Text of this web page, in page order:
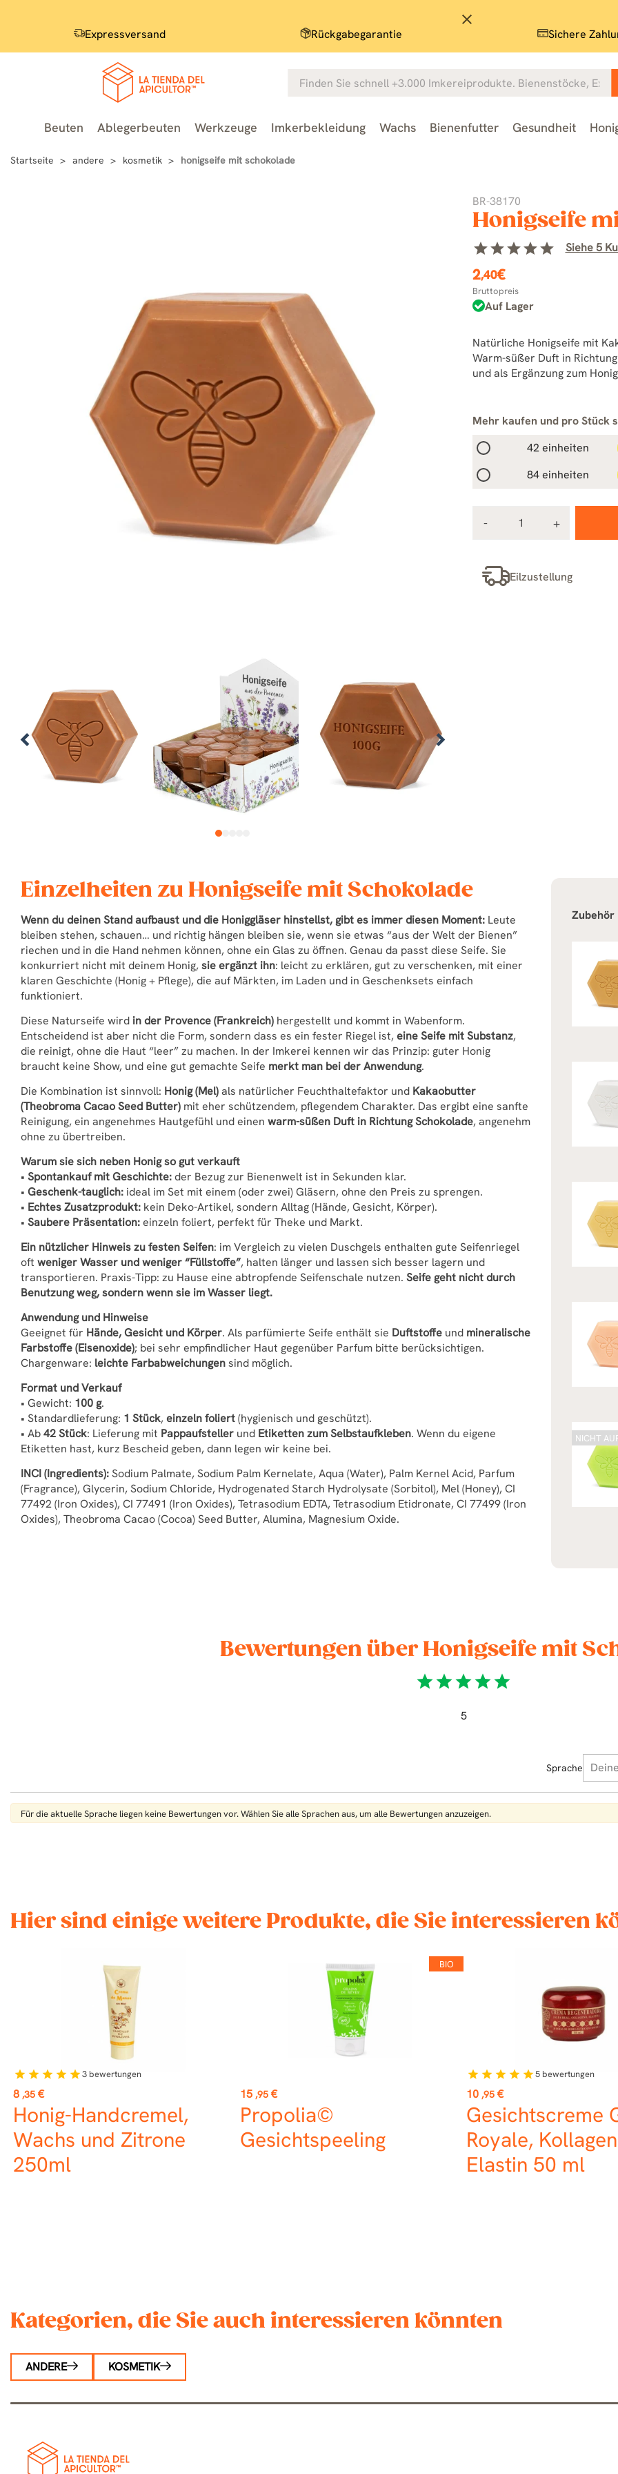
close
Expressversand Rückgabegarantie Sichere
Beuten Ablegerbeuten Werkzeuge Imkerbekleidung Wachs Bienenfutter Gesundheit
Startseite andere kosmetik honigseife mit schokolade
BR-38170
Honigseife
starstarstarstarstar Siehe 5
1
2,40€
Bruttopreis
Auf Lager
Natürliche Honigseife mit
Warm-süßer Duft in
und als Ergänzung zum
Mehr kaufen und pro Stück
42 einheiten
84 einheiten
Eilzustellung
Einzelheiten zu Honigseife mit Schokolade
Wenn du deinen Stand aufbaust und die Honiggläser hinstellst, gibt es immer diesen Moment: Leute
bleiben stehen, schauen… und richtig hängen bleiben sie, wenn sie etwas “aus der Welt der Bienen”
riechen und in die Hand nehmen können, ohne ein Glas zu öffnen. Genau da passt diese Seife. Sie
konkurriert nicht mit deinem Honig, sie ergänzt ihn: leicht zu erklären, gut zu verschenken, mit einer
klaren Geschichte (Honig + Pflege), die auf Märkten, im Laden und in Geschenksets einfach
funktioniert.
Diese Naturseife wird in der Provence (Frankreich) hergestellt und kommt in Wabenform.
Entscheidend ist aber nicht die Form, sondern dass es ein fester Riegel ist, eine Seife mit Substanz,
die reinigt, ohne die Haut “leer” zu machen. In der Imkerei kennen wir das Prinzip: guter Honig
braucht keine Show, und eine gut gemachte Seife merkt man bei der Anwendung.
Die Kombination ist sinnvoll: Honig (Mel)als natürlicher Feuchthaltefaktor und Kakaobutter
(Theobroma Cacao Seed Butter) mit eher schützendem, pflegendem Charakter. Das ergibt eine sanfte
Reinigung, ein angenehmes Hautgefühl und einen warm-süßen Duft in Richtung Schokolade, angenehm
ohne zu übertreiben.
Warum sie sich neben Honig so gut verkauft
• Spontankauf mit Geschichte:der Bezug zur Bienenwelt ist in Sekunden klar.
• Geschenk-tauglich: ideal im Set mit einem (oder zwei) Gläsern, ohne den Preis zu sprengen.
• Echtes Zusatzprodukt: kein Deko-Artikel, sondern Alltag (Hände, Gesicht, Körper).
• Saubere Präsentation:einzeln foliert, perfekt für Theke und Markt.
Ein nützlicher Hinweis zu festen Seifen: im Vergleich zu vielen Duschgels enthalten gute Seifenriegel
oft weniger Wasser und weniger “Füllstoffe”, halten länger und lassen sich besser lagern und
transportieren. Praxis-Tipp: zu Hause eine abtropfende Seifenschale nutzen. Seife geht nicht durch
Benutzung weg, sondern wenn sie im Wasser liegt.
Anwendung und Hinweise
Geeignet für Hände, Gesicht und Körper. Als parfümierte Seife enthält sie Duftstoffe und mineralische
Farbstoffe (Eisenoxide); bei sehr empfindlicher Haut gegenüber Parfum bitte berücksichtigen.
Chargenware: leichte Farbabweichungensind möglich.
Format und Verkauf
• Gewicht: 100 g.
• Standardlieferung: 1 Stück, einzeln foliert(hygienisch und geschützt).
• Ab42 Stück: Lieferung mit Pappaufsteller und Etiketten zum Selbstaufkleben. Wenn du eigene
Etiketten hast, kurz Bescheid geben, dann legen wir keine bei.
INCI (Ingredients):Sodium Palmate, Sodium Palm Kernelate, Aqua (Water), Palm Kernel Acid, Parfum
(Fragrance), Glycerin, Sodium Chloride, Hydrogenated Starch Hydrolysate (Sorbitol), Mel (Honey), CI
77492 (Iron Oxides), CI 77491 (Iron Oxides), Tetrasodium EDTA, Tetrasodium Etidronate, CI 77499 (Iron
Oxides), Theobroma Cacao (Cocoa) Seed Butter, Alumina, Magnesium Oxide.
Zubehör
NICHT
Bewertungen über Honigseife mit
starstarstarstarstar
5
Sprache
Für die aktuelle Sprache liegen keine Bewertungen vor. Wählen Sie alle Sprachen aus, um alle Bewertungen anzuzeigen.
Hier sind einige weitere Produkte, die Sie interessieren
Preis
8 ,35 €
Honig-Handcremel,
Wachs und Zitrone
250ml
star star star star star3 bewertungen
BIO
Preis
15 ,95 €
Propolia©
Gesichtspeeling
Preis
10 ,95 €
Gesichtscreme
Royale,
Elastin 50 ml
star star star star star5 bewertungen
Kategorien, die Sie auch interessieren könnten
ANDERE KOSMETIK